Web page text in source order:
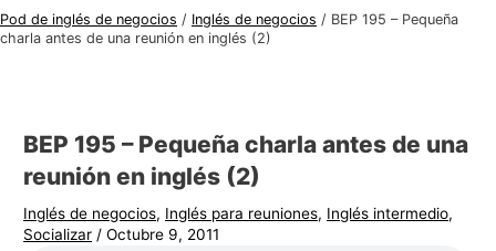
Pod de inglés de negocios / Inglés de negocios / BEP 195 – Pequeña
charla antes de una reunión en inglés (2)
BEP 195 – Pequeña charla antes de una
reunión en inglés (2)
Inglés de negocios, Inglés para reuniones, Inglés intermedio,
Socializar /Octubre 9, 2011
g
d
e
n
e